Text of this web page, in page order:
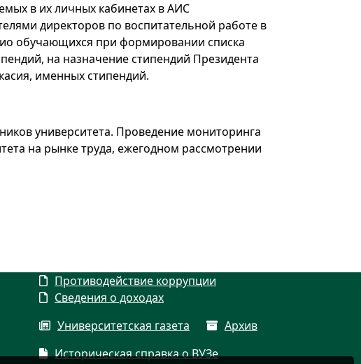
в их личных кабинетах в АИС
директоров по воспитательной работе в
обучающихся при формировании списка
на назначение стипендий Президента
именных стипендий.
университета. Проведение мониторинга
на рынке труда, ежегодном рассмотрении
Противодействие коррупции
Сведения о доходах
Университетская газета
Архив
Историческая справка о ВУЗе